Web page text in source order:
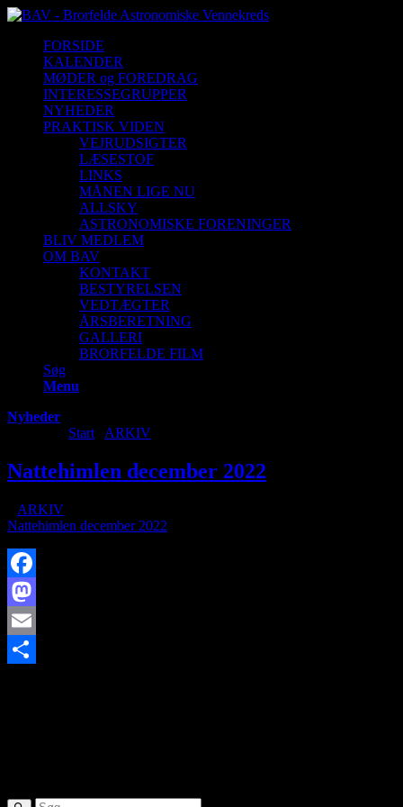
FORSIDE
KALENDER
MØDER og FOREDRAG
INTERESSEGRUPPER
NYHEDER
PRAKTISK VIDEN
VEJRUDSIGTER
LÆSESTOF
LINKS
MÅNEN LIGE NU
ALLSKY
ASTRONOMISKE FORENINGER
BLIV MEDLEM
OM BAV
KONTAKT
BESTYRELSEN
VEDTÆGTER
ÅRSBERETNING
GALLERI
BRORFELDE FILM
Søg
Menu
Nyheder
Start ARKIV
Nattehimlen december 2022
ARKIV
Nattehimlen december 2022
Facebook
Mastodon
Email